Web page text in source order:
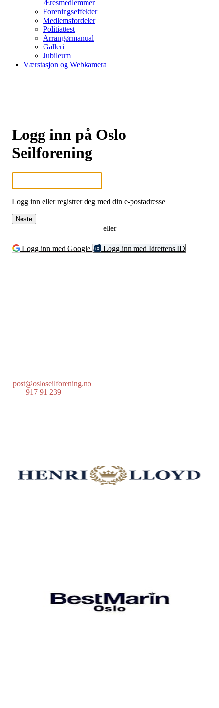
Æresmedlemmer
Foreningseffekter
Medlemsfordeler
Politiattest
Arrangørmanual
Galleri
Jubileum
Værstasjon og Webkamera
Logg inn på Oslo
Seilforening
Logg inn eller registrer deg med din e-postadresse
Neste
eller
Logg inn med Google Logg inn med Idrettens ID
post@osloseilforening.no
917 91 239